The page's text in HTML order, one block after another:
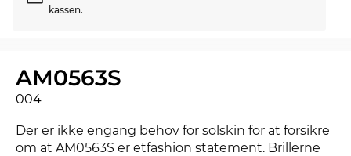
kassen.
AM0563S
004
Der er ikke engang behov for solskin for at forsikre
om at AM0563S er etfashion statement. Brillerne